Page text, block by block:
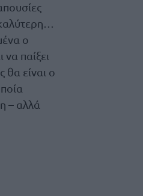
ο
παίξει
θα είναι ο
– αλλά